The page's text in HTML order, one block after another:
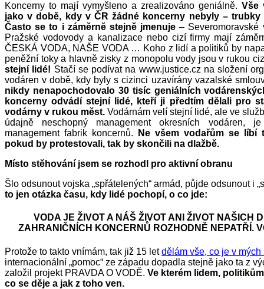
Koncerny to mají vymyšleno a zrealizováno geniálně. Vše
jako v době, kdy v ČR žádné koncerny nebyly –
Často se to i záměrně stejně jmenuje – Severomoravské
Pražské vodovody a kanalizace nebo cizí firmy mají
ČESKÁ VODA, NAŠE VODA … Koho z lidí a politiků by
peněžní toky a hlavně zisky z monopolu vody jsou v rukou
stejní lidé! Stačí se podívat na www.justice.cz na složení
vodáren v době, kdy byly s cizinci uzavírány vazalské
nikdy nenapochodovalo 30 tisíc geniálních
koncerny odvádí stejní lidé, kteří ji předtím dělali pro
vodárny v rukou měst. Vodárnám velí stejní lidé, ale ve
údajně neschopný management okresních vodáren,
management fabrik koncernů.
Ne všem vodařům se líbí
pokud by protestovali, tak by skončili na dlažbě.
Místo stěhování jsem se rozhodl pro aktivní obranu
Šlo odsunout vojska „spřátelených“ armád, půjde odsunout i
to jen otázka času, kdy lidé pochopí, o co jde:
VODA JE ŽIVOT A NÁŠ ŽIVOT ANI ŽIVOT NAŠICH
ZAHRANIČNÍCH KONCERNŮ ROZHODNĚ NEPATŘÍ.
Protože to takto vnímám, tak již 15 letdělám vše, co je v mých
internacionální „pomoc“ ze západu dopadla stejně jako ta z
založil projekt PRAVDA O VODĚ. Ve kterém lidem,
co se děje a jak z toho ven.